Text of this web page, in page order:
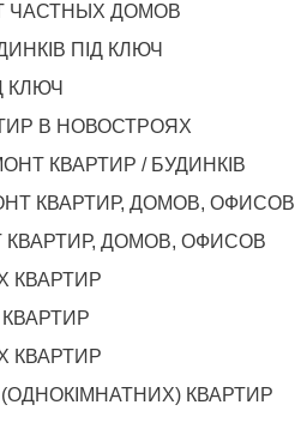
ЧАСТНЫХ ДОМОВ
ПІД КЛЮЧ
КЛЮЧ
В НОВОСТРОЯХ
КВАРТИР / БУДИНКІВ
КВАРТИР, ДОМОВ, ОФИСОВ
ДОМОВ, ОФИСОВ
КВАРТИР
КВАРТИР
КВАРТИР